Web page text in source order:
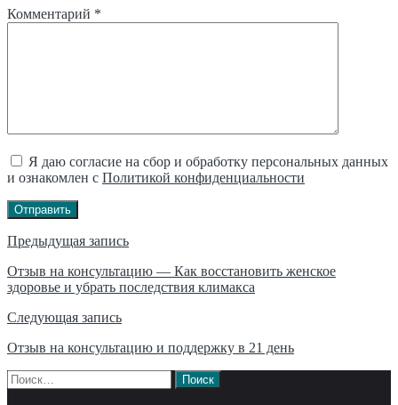
Комментарий *
Я даю согласие на сбор и обработку персональных данных
и ознакомлен с Политикой конфиденциальности
Отправить
Навигация
по
записям
Предыдущая запись
Отзыв на консультацию — Как восстановить женское
здоровье и убрать последствия климакса
Следующая запись
Отзыв на консультацию и поддержку в 21 день
Найти: